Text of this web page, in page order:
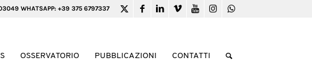
WHATSAPP: +39 375 6797337
OSSERVATORIO PUBBLICAZIONI CONTATTI